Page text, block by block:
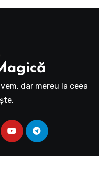
dar mereu la ceea